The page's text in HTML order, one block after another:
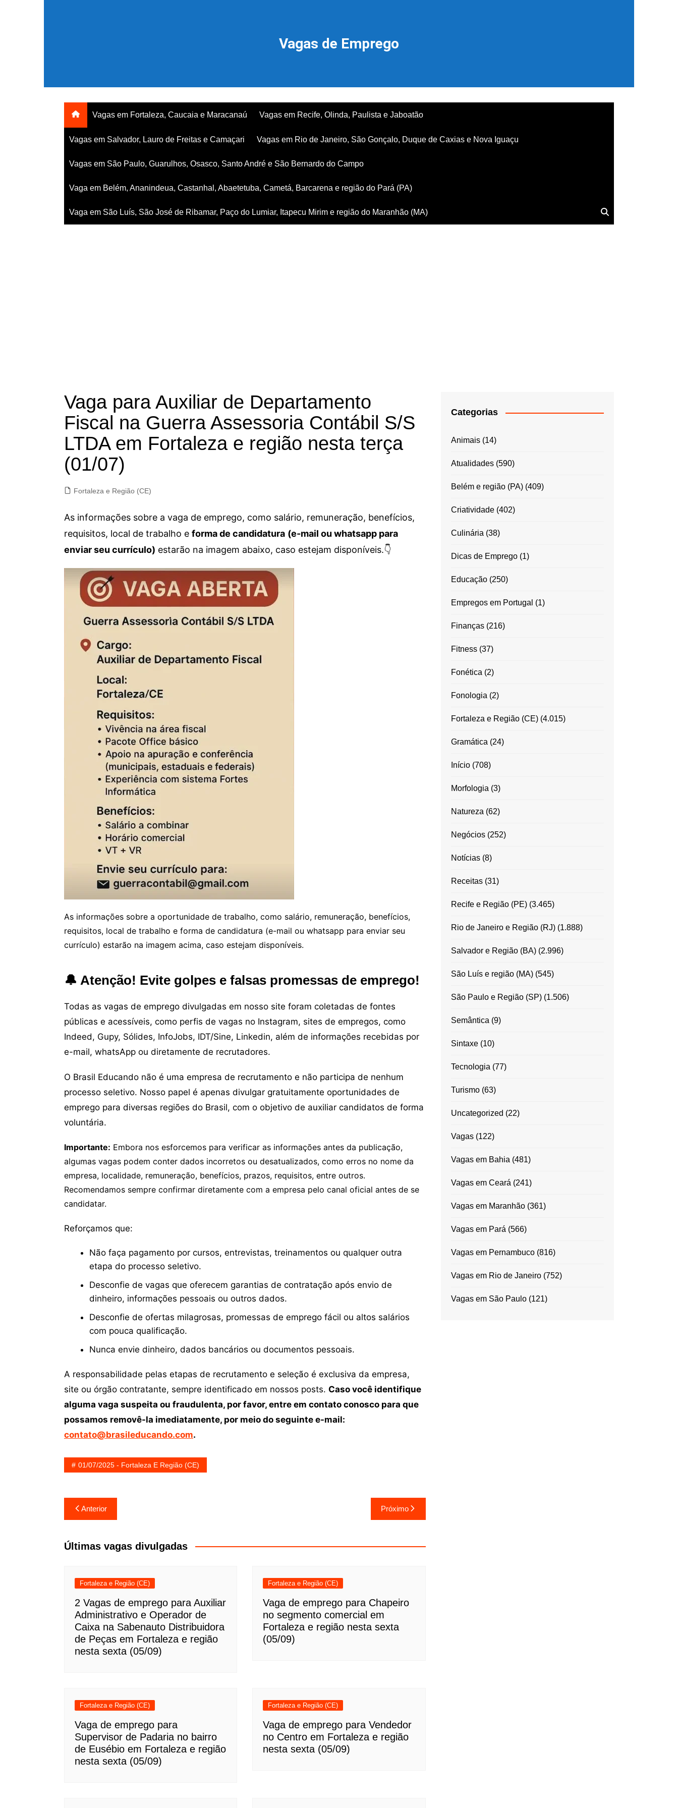
Vagas de Emprego
Vagas em Fortaleza, Caucaia e Maracanaú Vagas em Recife, Olinda, Paulista e Jaboatão
Vagas em Salvador, Lauro de Freitas e Camaçari Vagas em Rio de Janeiro, São Gonçalo, Duque de Caxias e Nova Iguaçu
Vagas em São Paulo, Guarulhos, Osasco, Santo André e São Bernardo do Campo
Vaga em Belém, Ananindeua, Castanhal, Abaetetuba, Cametá, Barcarena e região do Pará (PA)
Vaga em São Luís, São José de Ribamar, Paço do Lumiar, Itapecu Mirim e região do Maranhão (MA)
Vaga para Auxiliar de Departamento
Fiscal na Guerra Assessoria Contábil S/S
LTDA em Fortaleza e região nesta terça
(01/07)
Fortaleza e Região (CE)
As informações sobre a vaga de emprego, como salário, remuneração, benefícios,
requisitos, local de trabalho e forma de candidatura (e-mail ou whatsapp para
enviar seu currículo) estarão na imagem abaixo, caso estejam disponíveis.👇
As informações sobre a oportunidade de trabalho, como salário, remuneração, benefícios,
requisitos, local de trabalho e forma de candidatura (e-mail ou whatsapp para enviar seu
currículo) estarão na imagem acima, caso estejam disponíveis.
🔔 Atenção! Evite golpes e falsas promessas de emprego!
Todas as vagas de emprego divulgadas em nosso site foram coletadas de fontes
públicas e acessíveis, como perfis de vagas no Instagram, sites de empregos, como
Indeed, Gupy, Sólides, InfoJobs, IDT/Sine, Linkedin, além de informações recebidas por
e-mail, whatsApp ou diretamente de recrutadores.
O Brasil Educando não é uma empresa de recrutamento e não participa de nenhum
processo seletivo. Nosso papel é apenas divulgar gratuitamente oportunidades de
emprego para diversas regiões do Brasil, com o objetivo de auxiliar candidatos de forma
voluntária.
Importante: Embora nos esforcemos para verificar as informações antes da publicação,
algumas vagas podem conter dados incorretos ou desatualizados, como erros no nome da
empresa, localidade, remuneração, benefícios, prazos, requisitos, entre outros.
Recomendamos sempre confirmar diretamente com a empresa pelo canal oficial antes de se
candidatar.
Reforçamos que:
Não faça pagamento por cursos, entrevistas, treinamentos ou qualquer outra
etapa do processo seletivo.
Desconfie de vagas que oferecem garantias de contratação após envio de
dinheiro, informações pessoais ou outros dados.
Desconfie de ofertas milagrosas, promessas de emprego fácil ou altos salários
com pouca qualificação.
Nunca envie dinheiro, dados bancários ou documentos pessoais.
A responsabilidade pelas etapas de recrutamento e seleção é exclusiva da empresa,
site ou órgão contratante, sempre identificado em nossos posts. Caso você identifique
alguma vaga suspeita ou fraudulenta, por favor, entre em contato conosco para que
possamos removê-la imediatamente, por meio do seguinte e-mail:
contato@brasileducando.com.
01/07/2025 - Fortaleza E Região (CE)
Navegação
de
Post
Anterior Próximo
Últimas vagas divulgadas
Fortaleza e Região (CE)
2 Vagas de emprego para Auxiliar
Administrativo e Operador de
Caixa na Sabenauto Distribuidora
de Peças em Fortaleza e região
nesta sexta (05/09)
Fortaleza e Região (CE)
Vaga de emprego para Chapeiro
no segmento comercial em
Fortaleza e região nesta sexta
(05/09)
Fortaleza e Região (CE)
Vaga de emprego para
Supervisor de Padaria no bairro
de Eusébio em Fortaleza e região
nesta sexta (05/09)
Fortaleza e Região (CE)
Vaga de emprego para Vendedor
no Centro em Fortaleza e região
nesta sexta (05/09)
Categorias
Animais(14)
Atualidades(590)
Belém e região (PA)(409)
Criatividade(402)
Culinária (38)
Dicas de Emprego(1)
Educação(250)
Empregos em Portugal (1)
Finanças(216)
Fitness(37)
Fonética (2)
Fonologia (2)
Fortaleza e Região (CE)(4.015)
Gramática (24)
Início(708)
Morfologia (3)
Natureza (62)
Negócios(252)
Notícias(8)
Receitas(31)
Recife e Região (PE)(3.465)
Rio de Janeiro e Região (RJ)(1.888)
Salvador e Região (BA)(2.996)
São Luís e região (MA)(545)
São Paulo e Região (SP)(1.506)
Semântica (9)
Sintaxe(10)
Tecnologia (77)
Turismo(63)
Uncategorized (22)
Vagas(122)
Vagas em Bahia (481)
Vagas em Ceará (241)
Vagas em Maranhão(361)
Vagas em Pará (566)
Vagas em Pernambuco(816)
Vagas em Rio de Janeiro(752)
Vagas em São Paulo(121)